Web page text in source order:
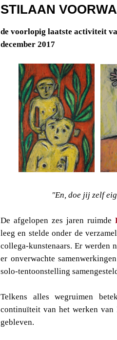
STILAAN
de voorlopig laatste activiteit
december 2017
"En, doe jij zelf
De afgelopen zes jaren ruimde
leeg en stelde onder de
collega-kunstenaars. Er werden
er onverwachte
solo-tentoonstelling
Telkens alles wegruimen
continuïteit van het werken van
gebleven.